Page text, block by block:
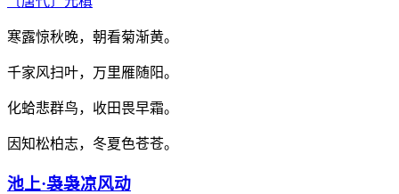
寒露惊秋晚，朝看菊渐黄。
千家风扫叶，万里雁随阳。
化蛤悲群鸟，收田畏早霜。
因知松柏志，冬夏色苍苍。
池上·袅袅凉风动